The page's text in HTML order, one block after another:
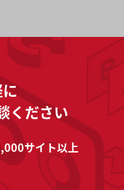
ください
サイト以上